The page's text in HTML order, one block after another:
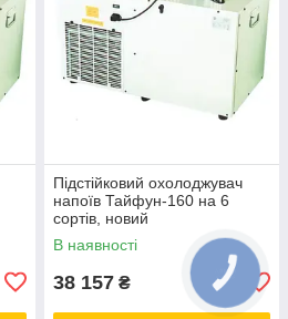
Підстійковий охолоджувач
напоїв Тайфун-160 на 6
сортів, новий
В наявності
38 157 ₴